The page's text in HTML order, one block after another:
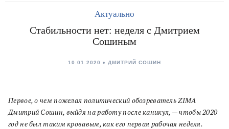
Актуально
Стабильности нет: неделя с Дмитрием
Сошиным
10.01.2020 ДМИТРИЙ СОШИН
Первое, о чем пожелал политический обозреватель ZIMA
Дмитрий Сошин, выйдя на работу после каникул, — чтобы 2020
год не был таким кровавым, как его первая рабочая неделя.